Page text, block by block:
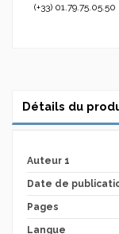
(+33) 01.79.75.05.50
Détails du
Auteur 1
Date de
Pages
Langue